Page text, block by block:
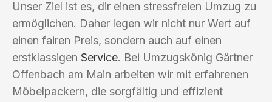
Unser Ziel ist es, dir einen stressfreien Umzug zu
ermöglichen. Daher legen wir nicht nur Wert auf
einen fairen Preis, sondern auch auf einen
erstklassigen Service. Bei Umzugskönig Gärtner
Offenbach am Main arbeiten wir mit erfahrenen
Möbelpackern, die sorgfältig und effizient